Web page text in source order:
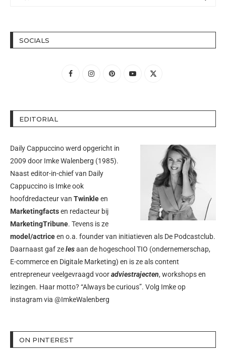
SOCIALS
EDITORIAL
Daily Cappuccino werd opgericht in
2009 door Imke Walenberg (1985).
Naast editor-in-chief van Daily
Cappuccino is Imke ook
hoofdredacteur van Twinkleen
Marketingfactsen redacteur bij
MarketingTribune. Tevens is ze
model/actriceen o.a. founder van initiatieven als De Podcastclub.
Daarnaast gaf zelesaan de hogeschool TIO (ondernemerschap,
E-commerce en Digitale Marketing) en is ze als content
entrepreneur veelgevraagd vooradviestrajecten, workshops en
lezingen. Haar motto? “Always be curious”. Volg Imke op
instagram via @ImkeWalenberg
ON PINTEREST